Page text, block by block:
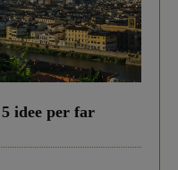
idee per far